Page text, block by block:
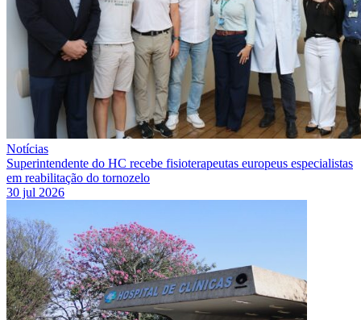
Notícias
Superintendente do HC recebe fisioterapeutas europeus especialistas
em reabilitação do tornozelo
30 jul 2026